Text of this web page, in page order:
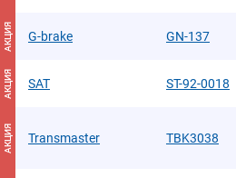
АКЦИЯ G-brake GN-137
АКЦИЯ SAT ST-92-0018
АКЦИЯ Transmaster TBK3038